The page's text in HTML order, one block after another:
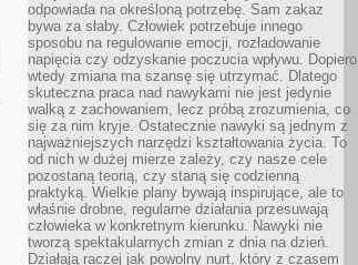
odpowiada na określoną potrzebę. Sam zakaz
bywa za słaby. Człowiek potrzebuje innego
sposobu na regulowanie emocji, rozładowanie
napięcia czy odzyskanie poczucia wpływu. Dopiero
wtedy zmiana ma szansę się utrzymać. Dlatego
skuteczna praca nad nawykami nie jest jedynie
walką z zachowaniem, lecz próbą zrozumienia, co
się za nim kryje. Ostatecznie nawyki są jednym z
najważniejszych narzędzi kształtowania życia. To
od nich w dużej mierze zależy, czy nasze cele
pozostaną teorią, czy staną się codzienną
praktyką. Wielkie plany bywają inspirujące, ale to
właśnie drobne, regularne działania przesuwają
człowieka w konkretnym kierunku. Nawyki nie
tworzą spektakularnych zmian z dnia na dzień.
Działają raczej jak powolny nurt, który z czasem